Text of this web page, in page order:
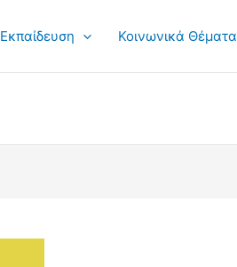
Εκπαίδευση Κοινωνικά Θέματα